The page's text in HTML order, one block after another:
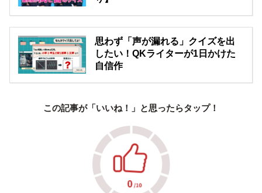
思わず「声が漏れる」クイズを出
したい！QKライターが1日かけた
自信作
この記事が「いいね！」と思ったらタップ！